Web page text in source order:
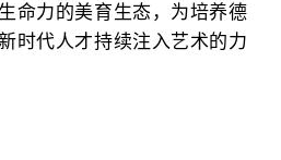
命力的美育生态，为培养德
时代人才持续注入艺术的力